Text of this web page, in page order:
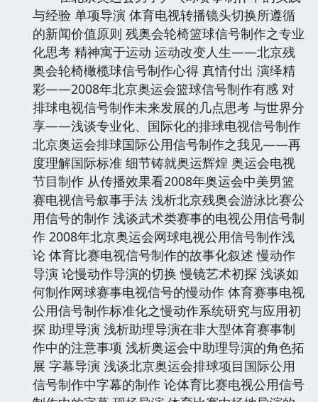
与经验 单项导演 体育电视转播镜头切换所遵循
的新闻价值原则 残奥会轮椅篮球信号制作之专业
化思考 精神寓于运动 运动改变人生——北京残
奥会轮椅橄榄球信号制作心得 真情付出 演绎精
彩——2008年北京奥运会篮球信号制作有感 对
排球电视信号制作未来发展的几点思考 与世界分
享——浅谈专业化、国际化的排球电视信号制作
北京奥运会排球国际公用信号制作之我见——再
度理解国际标准 细节铸就奥运辉煌 奥运会电视
节目制作 从传播效果看2008年奥运会中美男篮
赛电视信号叙事手法 浅析北京残奥会游泳比赛公
用信号的制作 浅谈武术类赛事的电视公用信号制
作 2008年北京奥运会网球电视公用信号制作浅
论 体育比赛电视信号制作的故事化叙述 慢动作
导演 论慢动作导演的切换 慢镜艺术初探 浅谈如
何制作网球赛事电视信号的慢动作 体育赛事电视
公用信号制作标准化之慢动作系统研究与应用初
探 助理导演 浅析助理导演在非大型体育赛事制
作中的注意事项 浅析奥运会中助理导演的角色拓
展 字幕导演 浅谈北京奥运会排球项目国际公用
信号制作中字幕的制作 论体育比赛电视公用信号